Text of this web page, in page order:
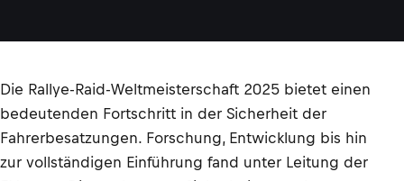
Die Rallye-Raid-Weltmeisterschaft 2025 bietet einen
bedeutenden Fortschritt in der Sicherheit der
Fahrerbesatzungen. Forschung, Entwicklung bis hin
zur vollständigen Einführung fand unter Leitung der